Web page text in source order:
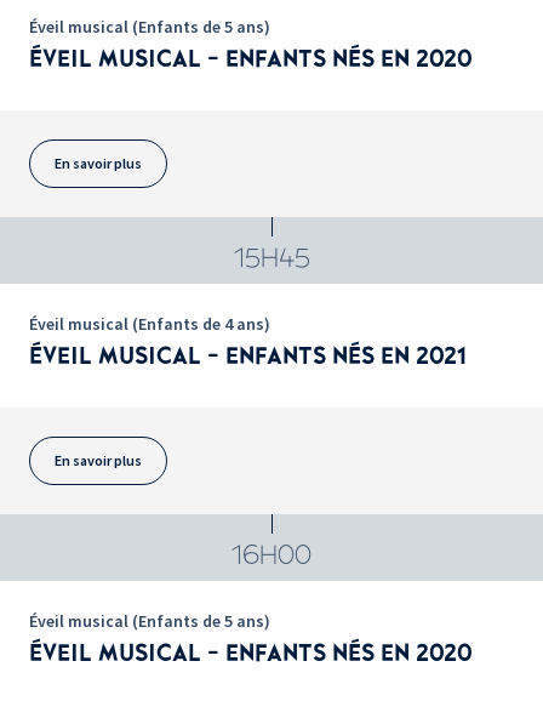
Éveil musical (Enfants de 5 ans)
ÉVEIL MUSICAL - ENFANTS NÉS EN 2020
En savoir plus
15H45
Éveil musical (Enfants de 4 ans)
ÉVEIL MUSICAL - ENFANTS NÉS EN 2021
En savoir plus
16H00
Éveil musical (Enfants de 5 ans)
ÉVEIL MUSICAL - ENFANTS NÉS EN 2020